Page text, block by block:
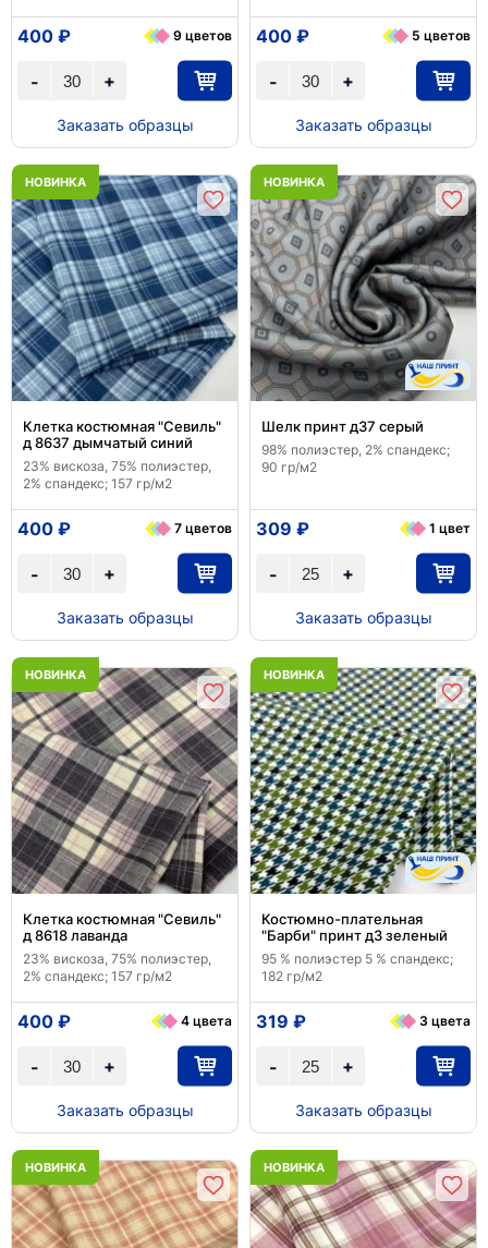
+
-
400 ₽ 9 цветов
Заказать образцы
+
-
400 ₽ 5 цветов
Заказать образцы
НОВИНКА
Клетка костюмная "Севиль"
д 8637 дымчатый синий
23% вискоза, 75% полиэстер,
2% спандекс; 157 гр/м2
+
-
400 ₽ 7 цветов
Заказать образцы
НОВИНКА
Шелк принт д37 серый
98% полиэстер, 2% спандекс;
90 гр/м2
+
-
309 ₽ 1 цвет
Заказать образцы
НОВИНКА
Клетка костюмная "Севиль"
д 8618 лаванда
23% вискоза, 75% полиэстер,
2% спандекс; 157 гр/м2
+
-
400 ₽ 4 цвета
Заказать образцы
НОВИНКА
Костюмно-плательная
"Барби" принт д3 зеленый
95 % полиэстер 5 % спандекс;
182 гр/м2
+
-
319 ₽ 3 цвета
Заказать образцы
НОВИНКА НОВИНКА